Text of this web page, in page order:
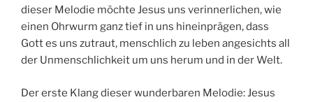
dieser Melodie möchte Jesus uns verinnerlichen, wie
einen Ohrwurm ganz tief in uns hineinprägen, dass
Gott es uns zutraut, menschlich zu leben angesichts all
der Unmenschlichkeit um uns herum und in der Welt.
Der erste Klang dieser wunderbaren Melodie: Jesus